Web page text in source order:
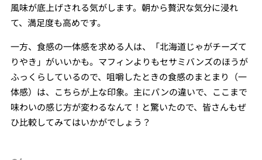
風味が底上げされる気がします。朝から贅沢な気分に浸れ
て、満足度も高めです。
一方、食感の一体感を求める人は、「北海道じゃがチーズて
りやき」がいいかも。マフィンよりもセサミバンズのほうが
ふっくらしているので、咀嚼したときの食感のまとまり（一
体感）は、こちらが上な印象。主にパンの違いで、ここまで
味わいの感じ方が変わるなんて！と驚いたので、皆さんもぜ
ひ比較してみてはいかがでしょう？